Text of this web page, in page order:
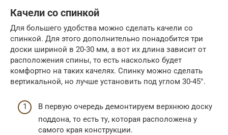
Качели со спинкой
Для большего удобства можно сделать качели со
спинкой. Для этого дополнительно понадобится три
доски шириной в 20-30 мм, а вот их длина зависит от
расположения спины, то есть насколько будет
комфортно на таких качелях. Спинку можно сделать
вертикальной, но лучше установить под углом 30-45°.
В первую очередь демонтируем верхнюю доску
поддона, то есть ту, которая расположена у
самого края конструкции.